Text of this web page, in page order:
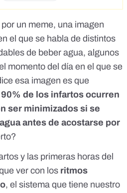
un meme, una imagen
el que se habla de distintos
de beber agua, algunos
momento del día en el que se
esa imagen es que
de los infartos ocurren
ser minimizados si se
antes de acostarse por
y las primeras horas del
ver con los ritmos
, el sistema que tiene nuestro